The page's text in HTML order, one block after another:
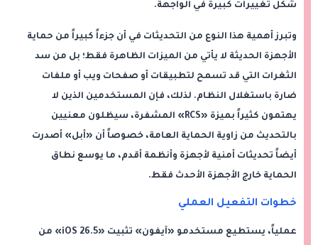
شكل تغييرات كبيرة في الواجهة.
وتبرز أهمية هذا النوع من التحديثات في أن جزءاً كبيراً من حماية
الأجهزة الحديثة لا يأتي من الميزات الظاهرة فقط؛ بل من سد
الثغرات التي قد تسمح لتطبيقات أو صفحات ويب أو ملفات
ضارة باستغلال النظام. لذلك، فإن المستخدمين الذين لا
يهتمون كثيراً بميزة «RCS» المشفرة، سيظلون معنيين
بالتحديث من زاوية الحماية العامة، خصوصاً أن «أبل» أصدرت
أيضاً تحديثات أمنية لأجهزة وأنظمة أقدم، ما يوسع نطاق
الحماية خارج الأجهزة الأحدث فقط.
خطوات التفعيل العملي
عملياً، يستطيع مستخدمو «آيفون» تثبيت «iOS 26.5» من